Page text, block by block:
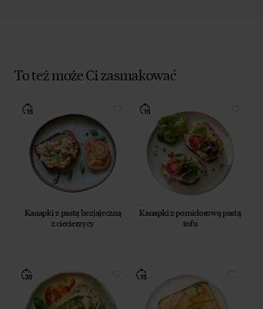
To też może Ci zasmakować
Kanapki z pastą bezjajeczną
z ciecierzycy
Kanapki z pomidorową pastą
tofu